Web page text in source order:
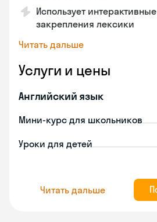
Использует
закрепления лексики
Читать дальше
Услуги и цены
Английский язык
Мини-курс для школьников
Уроки для детей
Читать дальше